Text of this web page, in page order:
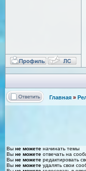
Главная »
Вы не можете начинать темы
Вы не можете отвечать на
Вы не можете редактировать
Вы не можете удалять свои